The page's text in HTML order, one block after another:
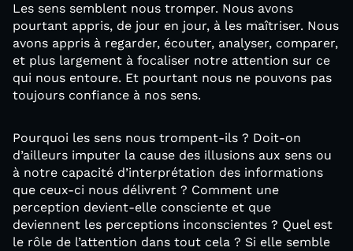
Les sens semblent nous tromper. Nous avons
pourtant appris, de jour en jour, à les maîtriser. Nous
avons appris à regarder, écouter, analyser, comparer,
et plus largement à focaliser notre attention sur ce
qui nous entoure. Et pourtant nous ne pouvons pas
toujours confiance à nos sens.
Pourquoi les sens nous trompent-ils ? Doit-on
d’ailleurs imputer la cause des illusions aux sens ou
à notre capacité d’interprétation des informations
que ceux-ci nous délivrent ? Comment une
perception devient-elle consciente et que
deviennent les perceptions inconscientes ? Quel est
le rôle de l’attention dans tout cela ? Si elle semble